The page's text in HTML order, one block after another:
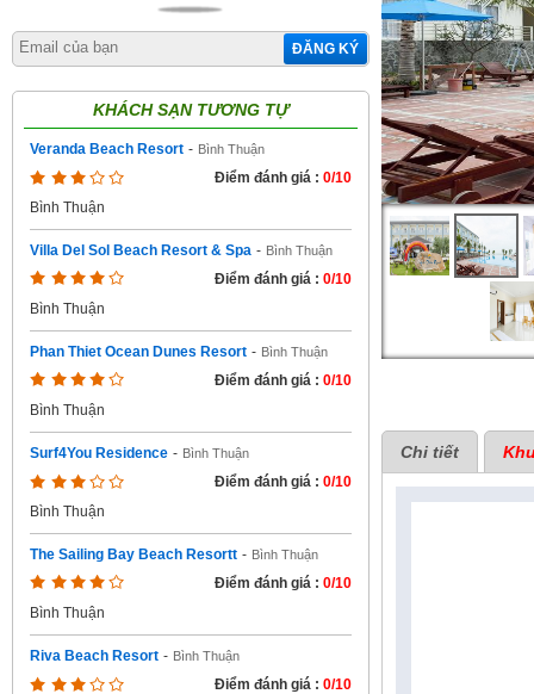
ĐĂNG KÝ
KHÁCH SẠN TƯƠNG TỰ
Veranda Beach Resort - Bình Thuận
Điểm đánh giá : 0/10
Bình Thuận
Villa Del Sol Beach Resort & Spa - Bình Thuận
Điểm đánh giá : 0/10
Bình Thuận
Phan Thiet Ocean Dunes Resort - Bình Thuận
Điểm đánh giá : 0/10
Bình Thuận
Surf4You Residence - Bình Thuận
Điểm đánh giá : 0/10
Bình Thuận
The Sailing Bay Beach Resortt - Bình Thuận
Điểm đánh giá : 0/10
Bình Thuận
Riva Beach Resort - Bình Thuận
Điểm đánh giá : 0/10
Chi tiết